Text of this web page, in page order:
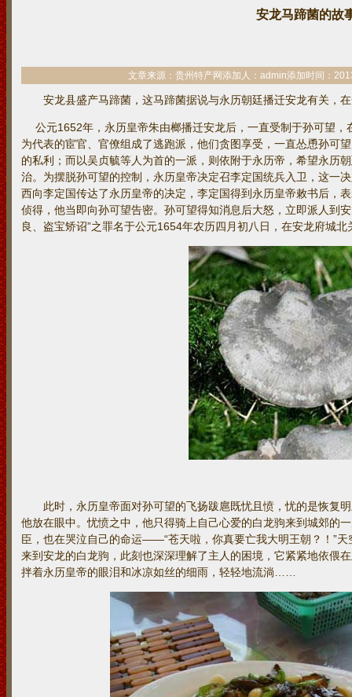
安龙马蹄菌的故
文章来源：贵州特产网添加人：admin添加时间：
安龙县盛产马蹄菌，这马蹄菌据说与永历朝廷播迁安龙有关，在
公元1652年，永历皇帝朱由榔播迁安龙后，一直受制于孙可望，
为代表的宦官、官僚组成了逃跑派，他们贪图享受，一直怂恿孙可
的私利；而以吴贞毓等人为首的一派，则依附于永历帝，希望永历
治。为摆脱孙可望的控制，永历皇帝决定召李定国统兵入卫，这一
西向李定国传达了永历皇帝的决定，李定国得到永历皇帝敕书后，
侦得，他当即向孙可望告密。孙可望得知消息后大怒，立即派人到
良、盗宝矫诏”之罪名于公元1654年农历四月初八日，在安龙府城
此时，永历皇帝面对孙可望的飞扬跋扈既忧且愤，忧的是恢复明
他放在眼中。忧愤之中，他只得骑上自己心爱的白龙驹来到城郊的
臣，也在哭泣自己的命运——“苍天啦，你真要亡我大明王朝？！”
来到安龙的白龙驹，此刻也深深理解了主人的困境，它紧紧地依偎
拌着永历皇帝的眼泪和冰凉如丝的细雨，轻轻地流淌……